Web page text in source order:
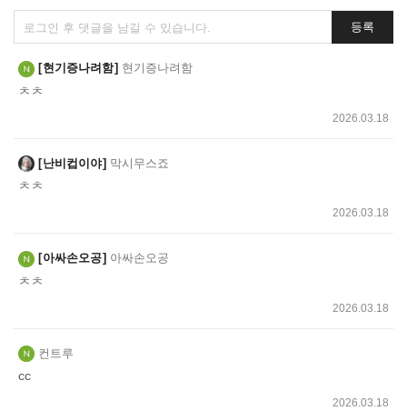
댓
글
쓰
기
등록
현기증나려함 현기증나려함
ㅊㅊ
2026.03.18
난비컵이야 막시무스죠
ㅊㅊ
2026.03.18
아싸손오공 아싸손오공
ㅊㅊ
2026.03.18
컨트루
cc
2026.03.18